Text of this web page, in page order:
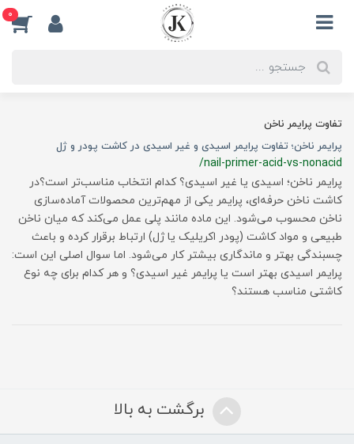
0
تفاوت پرایمر ناخن
پرایمر ناخن؛ تفاوت پرایمر اسیدی و غیر اسیدی در کاشت پودر و ژل
/nail-primer-acid-vs-nonacid
پرایمر ناخن؛ اسیدی یا غیر اسیدی؟ کدام انتخاب مناسب‌تر است؟در
کاشت ناخن حرفه‌ای، پرایمر یکی از مهم‌ترین محصولات آماده‌سازی
ناخن محسوب می‌شود. این ماده مانند پلی عمل می‌کند که میان ناخن
طبیعی و مواد کاشت (پودر اکریلیک یا ژل) ارتباط برقرار کرده و باعث
چسبندگی بهتر و ماندگاری بیشتر کار می‌شود. اما سوال اصلی این است:
پرایمر اسیدی بهتر است یا پرایمر غیر اسیدی؟ و هر کدام برای چه نوع
کاشتی مناسب هستند؟
برگشت به بالا